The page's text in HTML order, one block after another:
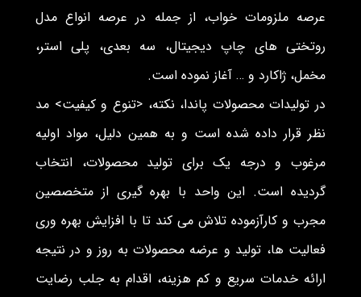
عرصه ملزومات خواب، از جمله در عرصه انواع مدل
روتختی های چاپ دیجیتال، سه بعدی، پلی استر،
مخمل، ژاکارد و … آغاز نموده است.
در تولیدات محصولات پاندا، نکته، <تنوع و کیفیت> مد
نظر قرار داده شده است و به همین دلیل، مواد اولیه
مرغوب و درجه یک برای تولید محصولات، انتخاب
گردیده است. این واحد با بهره گیری از متخصصین
مجرب و کارآزموده تلاش می کند تا با افزایش بهره وری
فعالیت ها، تولید و عرضه محصولات به روز و در نتیجه
ارائه خدمات سریع و کم هزینه، اقدام به جلب رضایت